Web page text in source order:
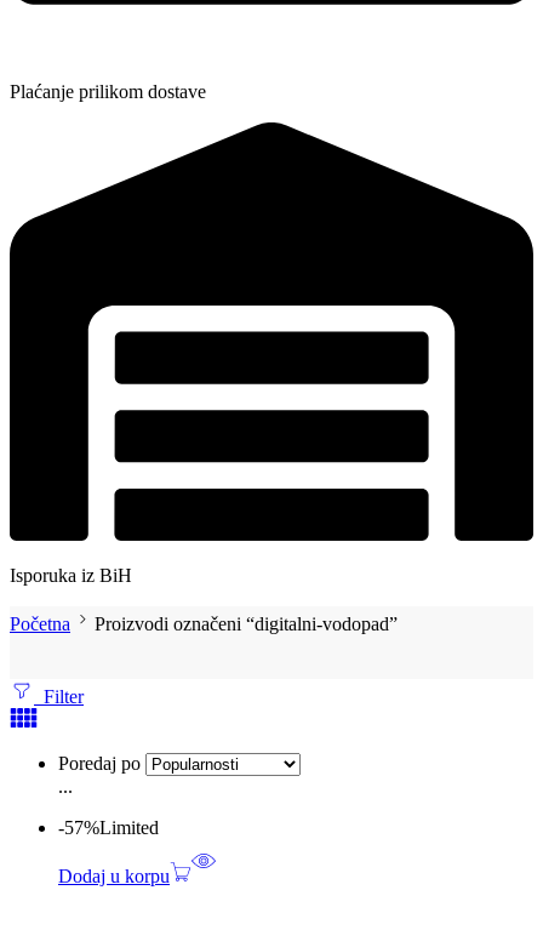
Plaćanje prilikom dostave
Isporuka iz BiH
Početna Proizvodi označeni “digitalni-vodopad”
Filter
Poredaj po
...
-57%Limited
Dodaj u korpu